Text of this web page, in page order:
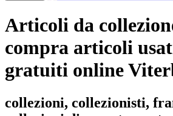
Articoli da
compra articoli
gratuiti online
collezioni, collezionisti,